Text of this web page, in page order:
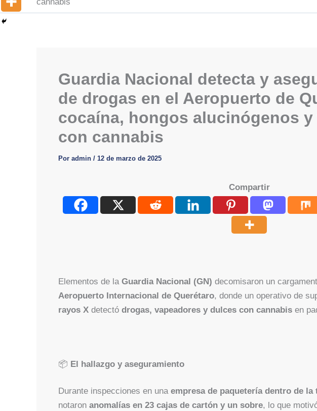
Guardia Nacional detecta y
de drogas en el Aeropuerto de
cocaína, hongos alucinógenos y
con cannabis
Por admin / 12 de marzo de 2025
Compartir
Elementos de la Guardia Nacional (GN) decomisaron un
Aeropuerto Internacional de Querétaro, donde un operativo de
rayos Xdetectó drogas, vapeadores y dulces con cannabisen
📦 El hallazgo y aseguramiento
Durante inspecciones en una empresa de paquetería dentro de la
notaron anomalías en 23 cajas de cartón y un sobre, lo que